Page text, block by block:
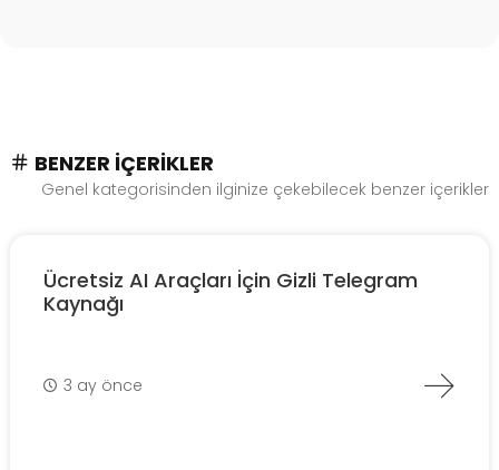
BENZER İÇERIKLER
Genel kategorisinden ilginize çekebilecek benzer içerikler
Ücretsiz AI Araçları İçin Gizli Telegram
Kaynağı
3 ay önce